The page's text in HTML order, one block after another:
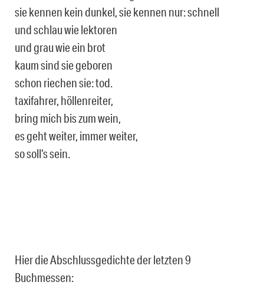
sie kennen kein dunkel, sie kennen nur: schnell
und schlau wie lektoren
und grau wie ein brot
kaum sind sie geboren
schon riechen sie: tod.
taxifahrer, höllenreiter,
bring mich bis zum wein,
es geht weiter, immer weiter,
so soll‘s sein.
Hier die Abschlussgedichte der letzten 9
Buchmessen: